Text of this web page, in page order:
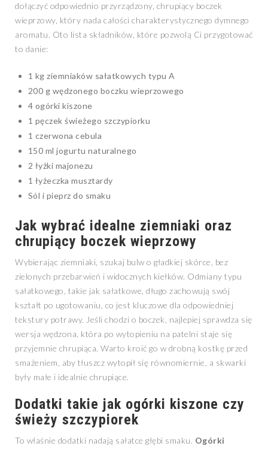
dołączyć odpowiednio przyrządzony, chrupiący boczek
wieprzowy, który nada całości charakterystycznego dymnego
aromatu. Oto lista składników, które pozwolą Ci przygotować
to danie:
1 kg ziemniaków sałatkowych typu A
200 g wędzonego boczku wieprzowego
4 ogórki kiszone
1 pęczek świeżego szczypiorku
1 czerwona cebula
150 ml jogurtu naturalnego
2 łyżki majonezu
1 łyżeczka musztardy
Sól i pieprz do smaku
Jak wybrać idealne ziemniaki oraz
chrupiący boczek wieprzowy
Wybierając ziemniaki, szukaj bulw o gładkiej skórce, bez
zielonych przebarwień i widocznych kiełków. Odmiany typu
sałatkowego, takie jak sałatkowe, długo zachowują swój
kształt po ugotowaniu, co jest kluczowe dla odpowiedniej
tekstury potrawy. Jeśli chodzi o boczek, najlepiej sprawdza się
wersja wędzona, która po wytopieniu na patelni staje się
przyjemnie chrupiąca. Warto kroić go w drobną kostkę przed
smażeniem, aby tłuszcz wytopił się równomiernie, a skwarki
były małe i idealnie chrupiące.
Dodatki takie jak ogórki kiszone czy
świeży szczypiorek
To właśnie dodatki nadają sałatce głębi smaku. Ogórki